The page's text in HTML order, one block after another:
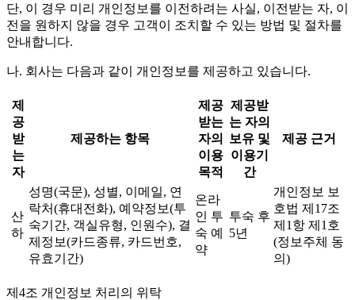
단, 이 경우 미리 개인정보를 이전하려는 사실, 이전받는 자, 이
전을 원하지 않을 경우 고객이 조치할 수 있는 방법 및 절차를
안내합니다.
나. 회사는 다음과 같이 개인정보를 제공하고 있습니다.
제
공
받
는
자
제공하는 항목
제공
받는
자의
이용
목적
제공받
는 자의
보유 및
이용기
간
제공 근거
산
하
성명(국문), 성별, 이메일, 연
락처(휴대전화), 예약정보(투
숙기간, 객실유형, 인원수), 결
제정보(카드종류, 카드번호,
유효기간)
온라
인 투
숙 예
약
투숙 후
5년
개인정보 보
호법 제17조
제1항 제1호
(정보주체 동
의)
제4조 개인정보 처리의 위탁